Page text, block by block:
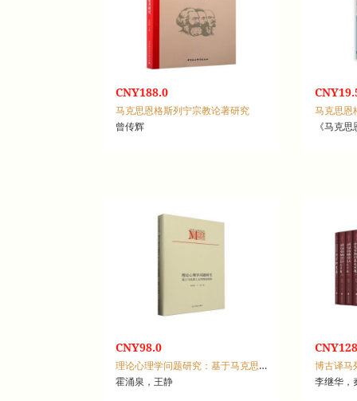
CNY188.0
马克思恩格斯列宁宗教论著研究
曾传辉
CNY98.0
理论心理学问题研究：基于马克思主义的理论视角
霍涌泉，王静
博古译马
李继华，